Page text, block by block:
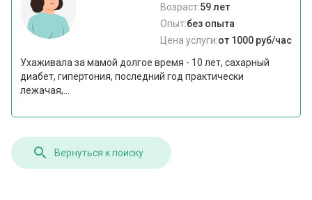
Возраст:59 лет
Опыт:без опыта
Цена услуги:от 1000 руб/час
Ухаживала за мамой долгое время - 10 лет, сахарный
диабет, гипертония, последний год практически
лежачая,...
Вернуться к поиску